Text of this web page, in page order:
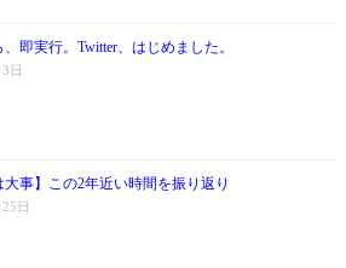
即実行。Twitter、はじめました。
日
大事】この2年近い時間を振り返り
日